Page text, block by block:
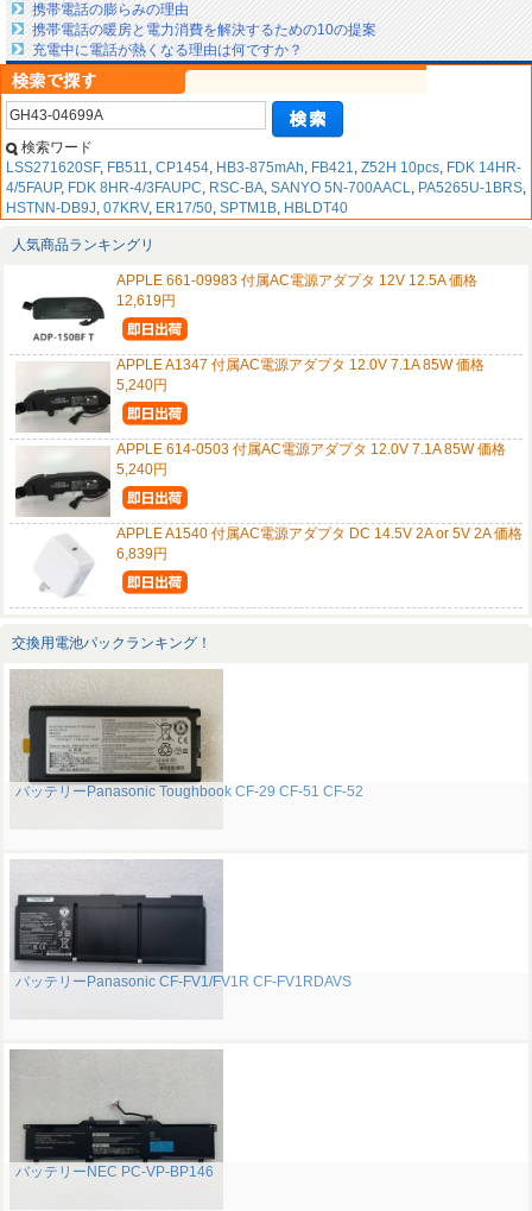
携帯電話の膨らみの理由
携帯電話の暖房と電力消費を解決するための10の提案
充電中に電話が熱くなる理由は何ですか？
検索ワード
LSS271620SF, FB511, CP1454, HB3-875mAh, FB421, Z52H 10pcs, FDK 14HR-
4/5FAUP, FDK 8HR-4/3FAUPC, RSC-BA, SANYO 5N-700AACL, PA5265U-1BRS,
HSTNN-DB9J, 07KRV, ER17/50, SPTM1B, HBLDT40
人気商品ランキングリ
APPLE 661-09983 付属AC電源アダプタ 12V 12.5A 価格
12,619円
APPLE A1347 付属AC電源アダプタ 12.0V 7.1A 85W 価格
5,240円
APPLE 614-0503 付属AC電源アダプタ 12.0V 7.1A 85W 価格
5,240円
APPLE A1540 付属AC電源アダプタ DC 14.5V 2A or 5V 2A 価格
6,839円
交換用電池パックランキング！
バッテリーPanasonic Toughbook CF-29 CF-51 CF-52
バッテリーPanasonic CF-FV1/FV1R CF-FV1RDAVS
バッテリーNEC PC-VP-BP146